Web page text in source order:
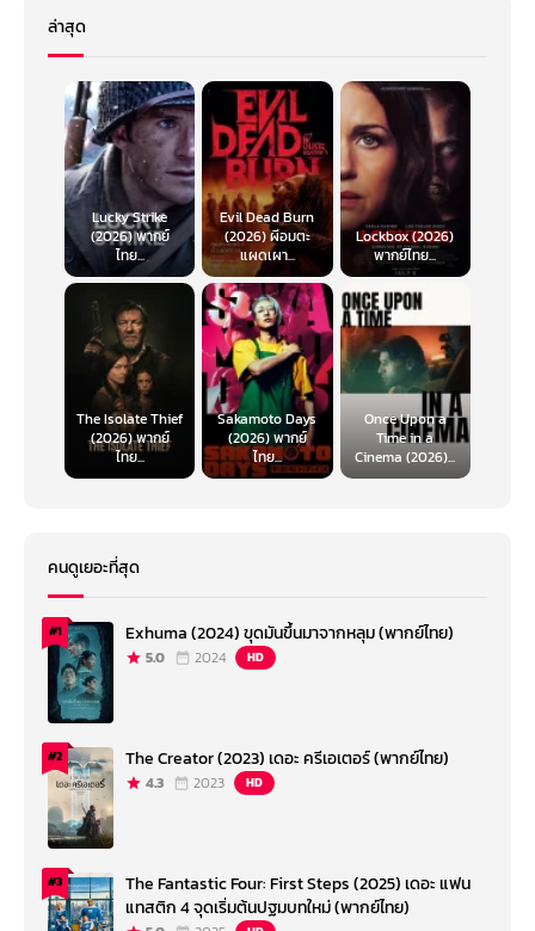
ล่าสุด
Lucky Strike
(2026) พากย์
ไทย...
Evil Dead Burn
(2026) ผีอมตะ
แผดเผา...
Lockbox (2026)
พากย์ไทย...
The Isolate Thief
(2026) พากย์
ไทย...
Sakamoto Days
(2026) พากย์
ไทย...
Once Upon a
Time in a
Cinema (2026)...
คนดูเยอะที่สุด
#1 Exhuma (2024) ขุดมันขึ้นมาจากหลุม (พากย์ไทย)
5.0 2024 HD
#2 The Creator (2023) เดอะ ครีเอเตอร์ (พากย์ไทย)
4.3 2023 HD
#3
The Fantastic Four: First Steps (2025) เดอะ แฟน
แทสติก 4 จุดเริ่มต้นปฐมบทใหม่ (พากย์ไทย)